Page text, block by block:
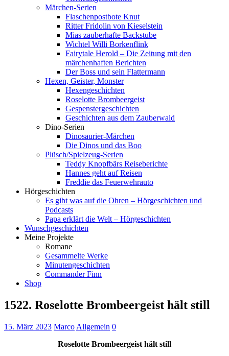
Märchen-Serien
Flaschenpostbote Knut
Ritter Fridolin von Kieselstein
Mias zauberhafte Backstube
Wichtel Willi Borkenflink
Fairytale Herold – Die Zeitung mit den
märchenhaften Berichten
Der Boss und sein Flattermann
Hexen, Geister, Monster
Hexengeschichten
Roselotte Brombeergeist
Gespenstergeschichten
Geschichten aus dem Zauberwald
Dino-Serien
Dinosaurier-Märchen
Die Dinos und das Boo
Plüsch/Spielzeug-Serien
Teddy Knopfbärs Reiseberichte
Hannes geht auf Reisen
Freddie das Feuerwehrauto
Hörgeschichten
Es gibt was auf die Ohren – Hörgeschichten und
Podcasts
Papa erklärt die Welt – Hörgeschichten
Wunschgeschichten
Meine Projekte
Romane
Gesammelte Werke
Minutengeschichten
Commander Finn
Shop
1522. Roselotte Brombeergeist hält still
15. März 2023 Marco Allgemein 0
Roselotte Brombeergeist hält still